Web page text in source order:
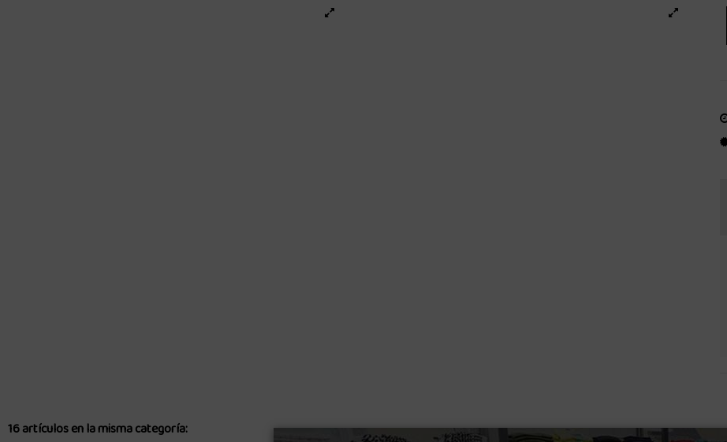
16 artículos en la misma categoría: